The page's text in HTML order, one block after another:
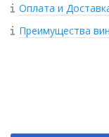
Оплата и
Преимущества